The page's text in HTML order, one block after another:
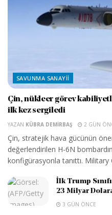
SAVUNMA SANAYII
Çin, nükleer görev
ilk kez sergiledi
YAZAN KÜBRA DEMIRBAŞ 2 GÜN
Çin, stratejik hava gücünün
değerlendirilen H-6N
konfigürasyonla tanıttı. Military
İlk Trump
23 Milyar
3 GÜN ÖNCE